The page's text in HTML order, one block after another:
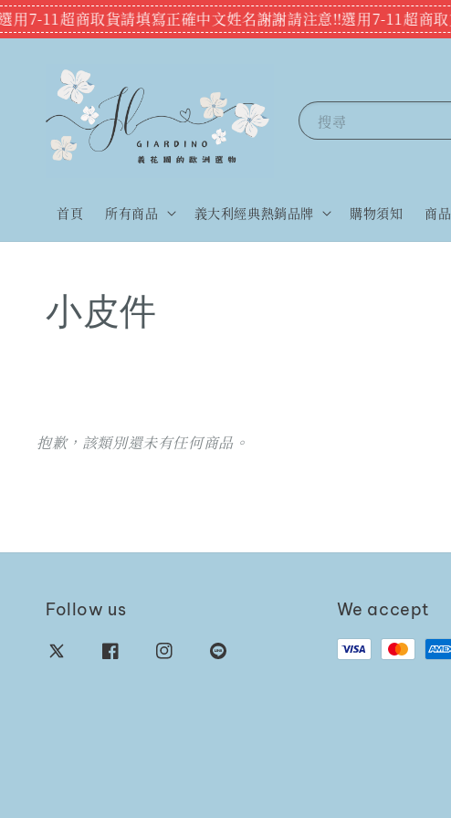
用7-11超商取貨請填寫正確中文姓名謝謝請注意‼️選用7-11超商取
搜尋
首頁 所有商品 義大利經典熱銷品牌 購物須知 商
小皮件
抱歉，該類別還未有任何商品。
Follow us We accept